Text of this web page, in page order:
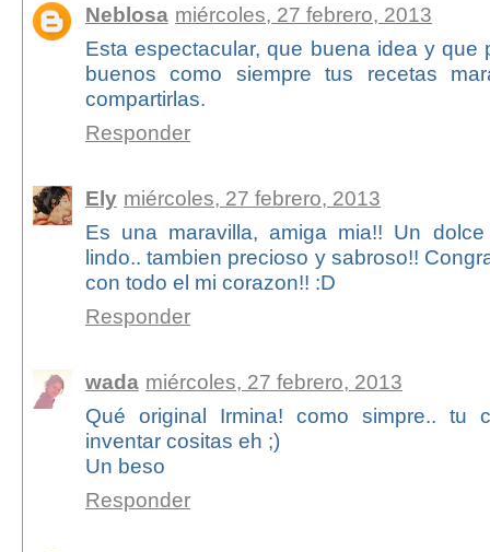
Neblosa miércoles, 27 febrero, 2013
Esta espectacular, que buena idea y que
buenos como siempre tus recetas
compartirlas.
Responder
Ely miércoles, 27 febrero, 2013
Es una maravilla, amiga mia!! Un
lindo.. tambien precioso y sabroso!!
con todo el mi corazon!! :D
Responder
wada miércoles, 27 febrero, 2013
Qué original Irmina! como simpre.. tu
inventar cositas eh ;)
Un beso
Responder